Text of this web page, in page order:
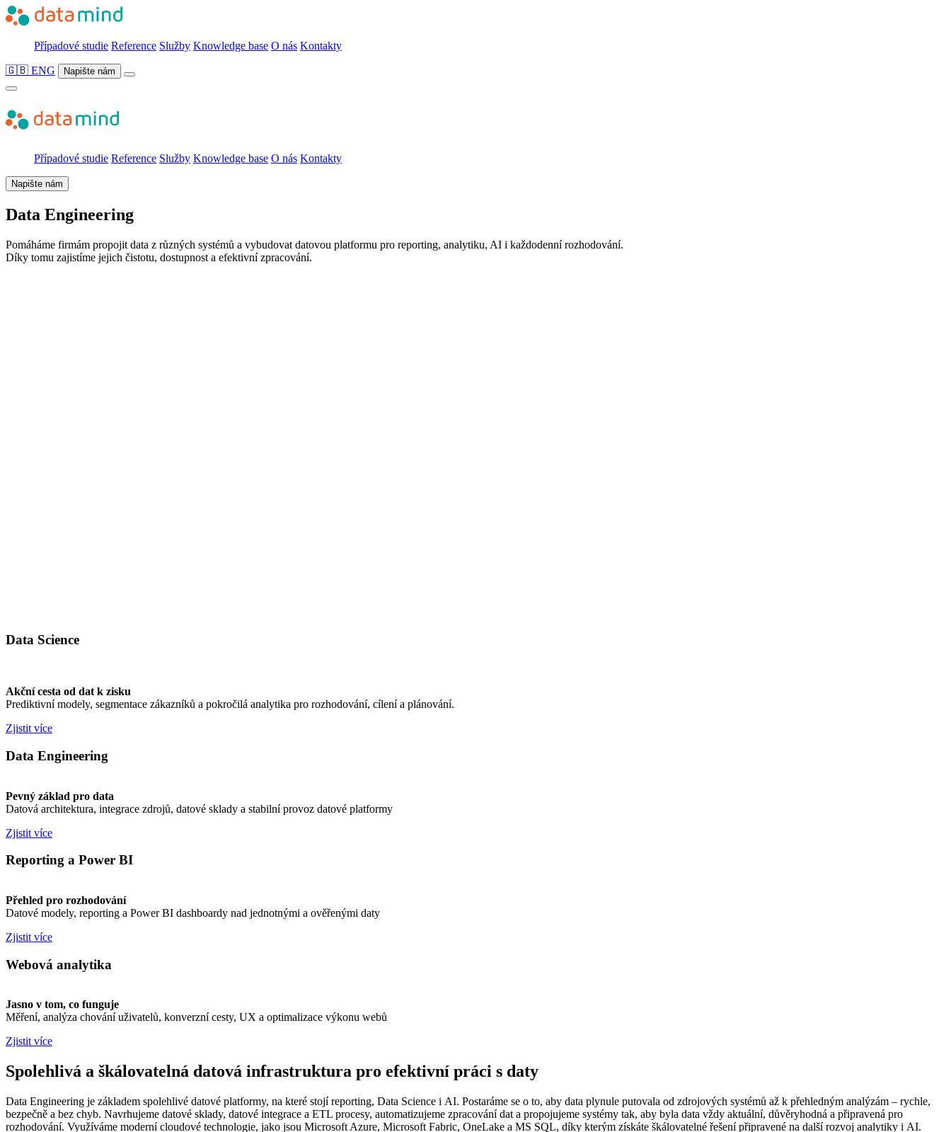
Případové studie Reference Služby Knowledge base O nás Kontakty
🇬🇧 ENG Napište nám
Případové studie Reference Služby Knowledge base O nás Kontakty
Napište nám
Data Engineering
Pomáháme firmám propojit data z různých systémů a vybudovat datovou platformu pro reporting, analytiku, AI i každodenní rozhodování.
Díky tomu zajistíme jejich čistotu, dostupnost a efektivní zpracování.
Data Science
Akční cesta od dat k zisku
Prediktivní modely, segmentace zákazníků a pokročilá analytika pro rozhodování, cílení a plánování.
Zjistit více
Data Engineering
Pevný základ pro data
Datová architektura, integrace zdrojů, datové sklady a stabilní provoz datové platformy
Zjistit více
Reporting a Power BI
Přehled pro rozhodování
Datové modely, reporting a Power BI dashboardy nad jednotnými a ověřenými daty
Zjistit více
Webová analytika
Jasno v tom, co funguje
Měření, analýza chování uživatelů, konverzní cesty, UX a optimalizace výkonu webů
Zjistit více
Spolehlivá a škálovatelná datová infrastruktura pro efektivní práci s daty
Data Engineering je základem spolehlivé datové platformy, na které stojí reporting, Data Science i AI. Postaráme se o to, aby data plynule putovala od zdrojových systémů až k přehledným analýzám – rychle,
bezpečně a bez chyb. Navrhujeme datové sklady, datové integrace a ETL procesy, automatizujeme zpracování dat a propojujeme systémy tak, aby byla data vždy aktuální, důvěryhodná a připravená pro
rozhodování. Využíváme moderní cloudové technologie, jako jsou Microsoft Azure, Microsoft Fabric, OneLake a MS SQL, díky kterým získáte škálovatelné řešení připravené na další rozvoj analytiky i AI.